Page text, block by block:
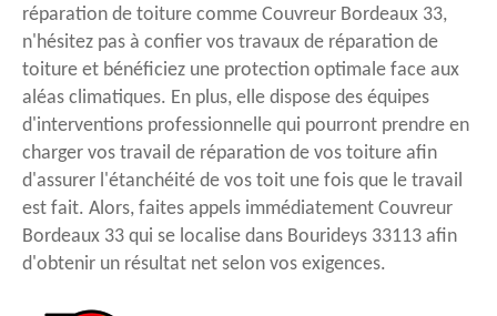
réparation de toiture comme Couvreur Bordeaux 33,
n'hésitez pas à confier vos travaux de réparation de
toiture et bénéficiez une protection optimale face aux
aléas climatiques. En plus, elle dispose des équipes
d'interventions professionnelle qui pourront prendre en
charger vos travail de réparation de vos toiture afin
d'assurer l'étanchéité de vos toit une fois que le travail
est fait. Alors, faites appels immédiatement Couvreur
Bordeaux 33 qui se localise dans Bourideys 33113 afin
d'obtenir un résultat net selon vos exigences.